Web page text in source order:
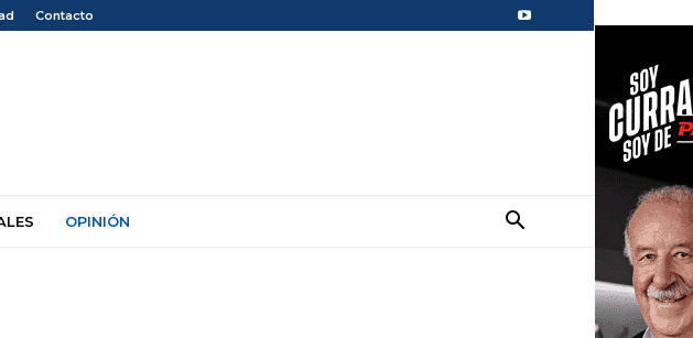
Contacto
OPINIÓN